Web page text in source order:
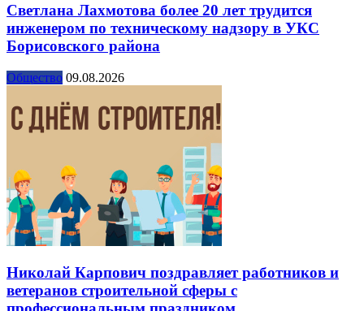
Светлана Лахмотова более 20 лет трудится
инженером по техническому надзору в УКС
Борисовского района
Общество 09.08.2026
Николай Карпович поздравляет работников и
ветеранов строительной сферы с